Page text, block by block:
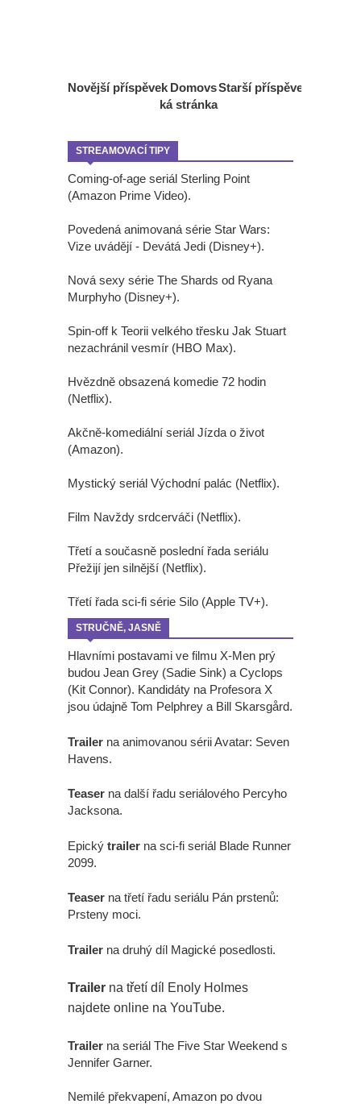
Novější příspěvek Starší příspěvek
Domovs
ká stránka
STREAMOVACÍ TIPY
Coming-of-age seriál Sterling Point
(Amazon Prime Video).
Povedená animovaná série Star Wars:
Vize uvádějí - Devátá Jedi (Disney+).
Nová sexy série The Shards od Ryana
Murphyho (Disney+).
Spin-off k Teorii velkého třesku Jak Stuart
nezachránil vesmír (HBO Max).
Hvězdně obsazená komedie 72 hodin
(Netflix).
Akčně-komediální seriál Jízda o život
(Amazon).
Mystický seriál Východní palác (Netflix).
Film Navždy srdcerváči (Netflix).
Třetí a současně poslední řada seriálu
Přežijí jen silnější (Netflix).
Třetí řada sci-fi série Silo (Apple TV+).
STRUČNĚ, JASNĚ
Hlavními postavami ve filmu X-Men prý
budou Jean Grey (Sadie Sink) a Cyclops
(Kit Connor). Kandidáty na Profesora X
jsou údajně Tom Pelphrey a Bill Skarsgård.
Trailer na animovanou sérii Avatar: Seven
Havens.
Teaser na další řadu seriálového Percyho
Jacksona.
Epický trailer na sci-fi seriál Blade Runner
2099.
Teaser na třetí řadu seriálu Pán prstenů:
Prsteny moci.
Trailer na druhý díl Magické posedlosti.
Trailer na třetí díl Enoly Holmes
najdete online na YouTube.
Trailer na seriál The Five Star Weekend s
Jennifer Garner.
Nemilé překvapení, Amazon po dvou